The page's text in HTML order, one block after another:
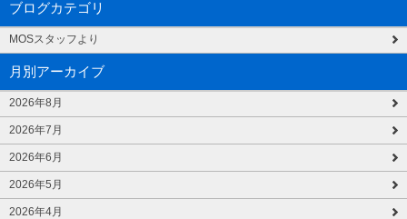
ブログカテゴリ
MOSスタッフより
月別アーカイブ
2026年8月
2026年7月
2026年6月
2026年5月
2026年4月